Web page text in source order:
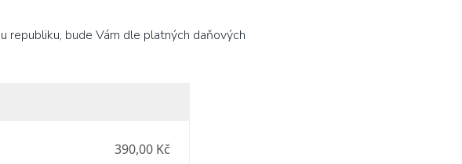
bude Vám dle platných daňových
390,00 Kč